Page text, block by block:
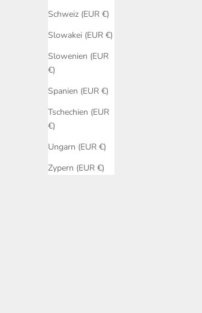
Schweiz (EUR €)
Slowakei (EUR €)
Slowenien (EUR
€)
Spanien (EUR €)
Tschechien (EUR
€)
Ungarn (EUR €)
Zypern (EUR €)
xBloom Premium Filter Paper